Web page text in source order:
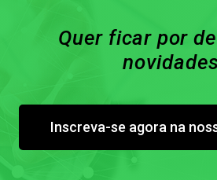
Quer ficar por
Inscreva-se agora na